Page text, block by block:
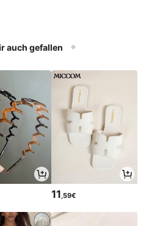
auch gefallen
11 ,59€